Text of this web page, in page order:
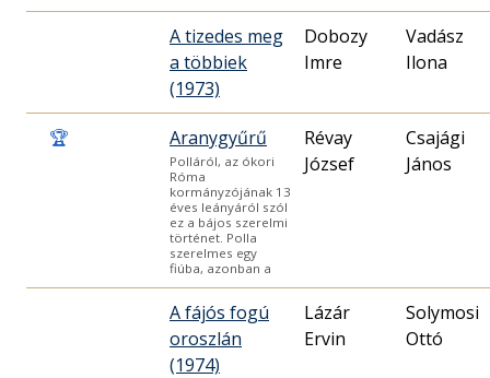
A tizedes meg
a többiek
(1973)
Dobozy
Imre
Vadász
Ilona
🏆 Aranygyűrű
Polláról, az ókori
Róma
kormányzójának 13
éves leányáról szól
ez a bájos szerelmi
történet. Polla
szerelmes egy
fiúba, azonban a
Révay
József
Csajági
János
A fájós fogú
oroszlán
(1974)
Lázár
Ervin
Solymosi
Ottó